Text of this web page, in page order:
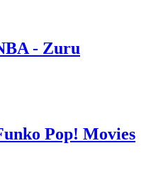
- Zuru
Pop! Movies